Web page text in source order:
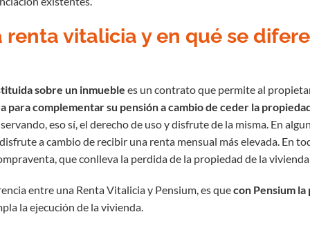
renta vitalicia y en qué se
sobre un inmueble es un contrato que permite al
para complementar su pensión a cambio de ceder la
eso sí, el derecho de uso y disfrute de la misma. En
a cambio de recibir una renta mensual más elevada. En
que conlleva la perdida de la propiedad de la
entre una Renta Vitalicia y Pensium, es quecon Pensium
la ejecución de la vivienda.